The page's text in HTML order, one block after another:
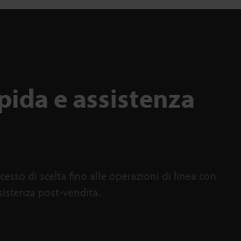
e assistenza
di scelta fino alle operazioni di linea con
post-vendita.